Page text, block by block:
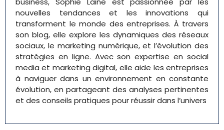
nouvelles tendances et les innovations qui
transforment le monde des entreprises. À travers
son blog, elle explore les dynamiques des réseaux
sociaux, le marketing numérique, et l’évolution des
stratégies en ligne. Avec son expertise en social
media et marketing digital, elle aide les entreprises
à naviguer dans un environnement en constante
évolution, en partageant des analyses pertinentes
et des conseils pratiques pour réussir dans l’univers